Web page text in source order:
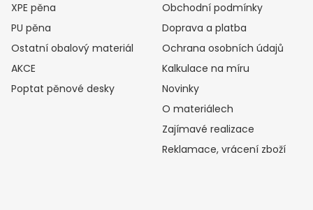
XPE pěna
PU pěna
Ostatní obalový materiál
AKCE
Poptat pěnové desky
Obchodní podmínky
Doprava a platba
Ochrana osobních údajů
Kalkulace na míru
Novinky
O materiálech
Zajímavé realizace
Reklamace, vrácení zboží